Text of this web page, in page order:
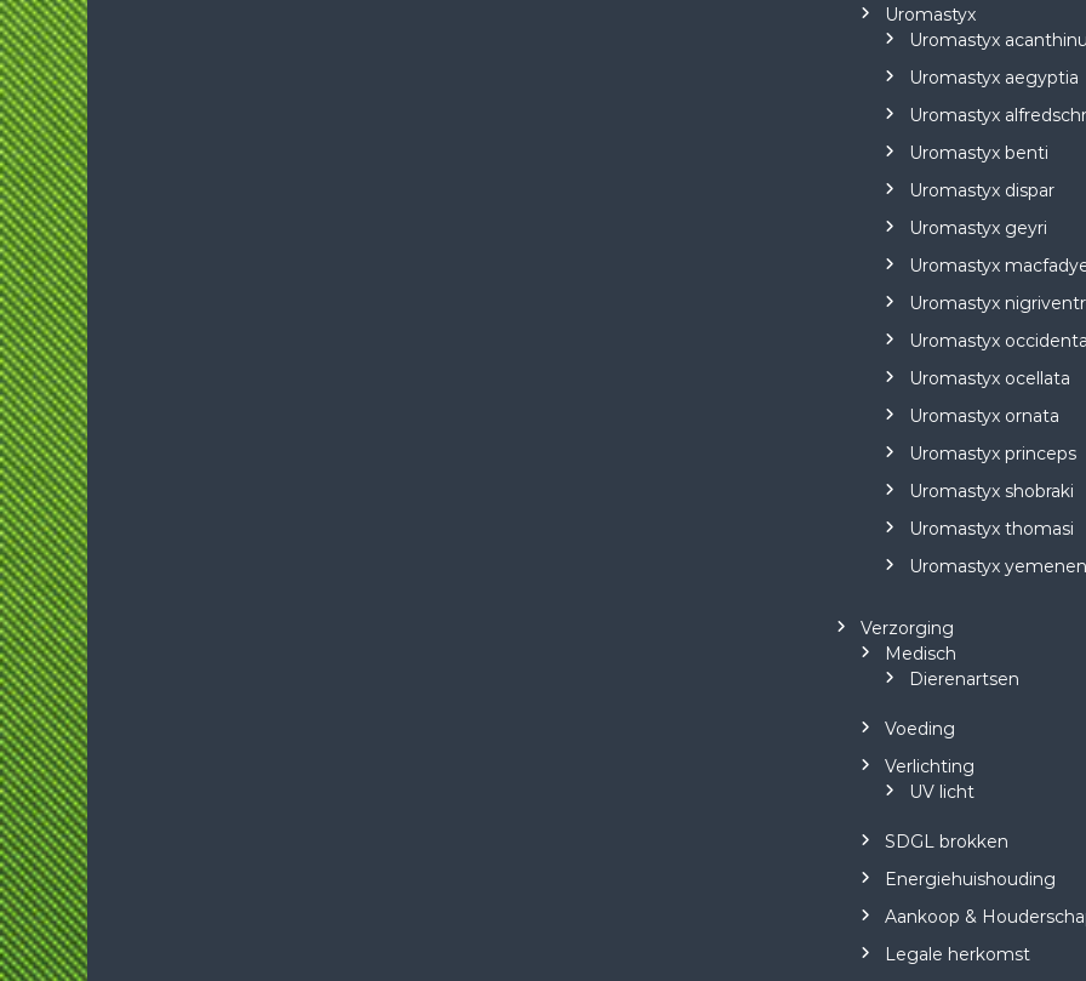
Uromastyx
Uromastyx
Uromastyx aegyptia
Uromastyx
Uromastyx benti
Uromastyx dispar
Uromastyx geyri
Uromastyx
Uromastyx
Uromastyx
Uromastyx ocellata
Uromastyx ornata
Uromastyx princeps
Uromastyx shobraki
Uromastyx thomasi
Uromastyx
Verzorging
Medisch
Dierenartsen
Voeding
Verlichting
UV licht
SDGL brokken
Energiehuishouding
Aankoop &
Legale herkomst